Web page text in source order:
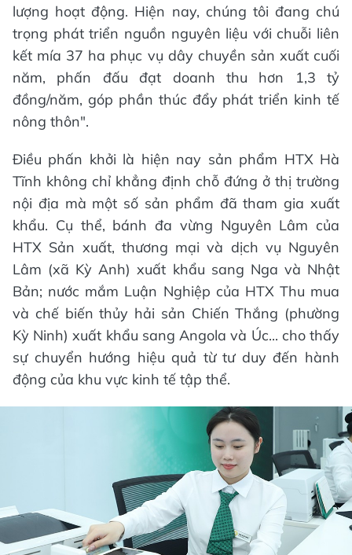
lượng hoạt động. Hiện nay, chúng tôi đang chú
trọng phát triển nguồn nguyên liệu với chuỗi liên
kết mía 37 ha phục vụ dây chuyền sản xuất cuối
năm, phấn đấu đạt doanh thu hơn 1,3 tỷ
đồng/năm, góp phần thúc đẩy phát triển kinh tế
nông thôn".
Điều phấn khởi là hiện nay sản phẩm HTX Hà
Tĩnh không chỉ khẳng định chỗ đứng ở thị trường
nội địa mà một số sản phẩm đã tham gia xuất
khẩu. Cụ thể, bánh đa vừng Nguyên Lâm của
HTX Sản xuất, thương mại và dịch vụ Nguyên
Lâm (xã Kỳ Anh) xuất khẩu sang Nga và Nhật
Bản; nước mắm Luận Nghiệp của HTX Thu mua
và chế biến thủy hải sản Chiến Thắng (phường
Kỳ Ninh) xuất khẩu sang Angola và Úc... cho thấy
sự chuyển hướng hiệu quả từ tư duy đến hành
động của khu vực kinh tế tập thể.